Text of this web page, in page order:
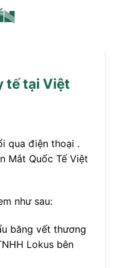
tế tại Việt
qua điện thoại .
Mắt Quốc Tế Việt
như sau:
băng vết thương
Lokus bên